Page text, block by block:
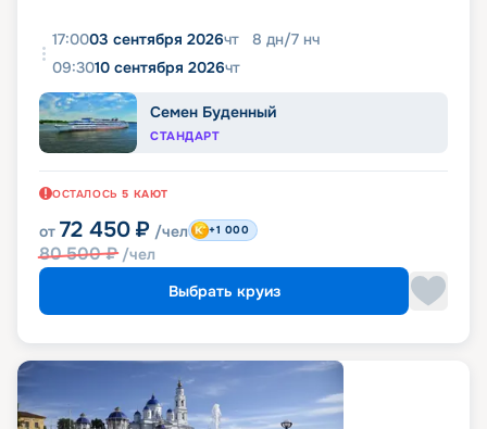
17:0003 сентября 2026чт 8 дн/7 нч
09:3010 сентября 2026чт
Семен Буденный
СТАНДАРТ
ОСТАЛОСЬ 5 КАЮТ
от 72 450 ₽ /чел
80 500₽ /чел
+1 000
Выбрать круиз